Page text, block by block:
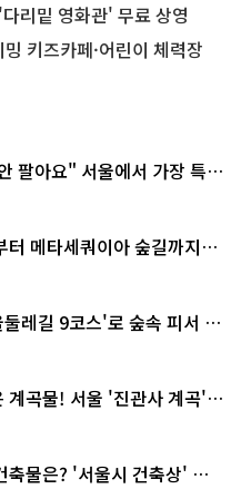
리밑 영화관' 무료 상영
키즈카페·어린이 체력장
팔아요" 서울에서 가장 특별
터 메타세쿼이아 숲길까지…
레길 9코스'로 숲속 피서 떠
계곡물! 서울 '진관사 계곡'이
축물은? '서울시 건축상' 수